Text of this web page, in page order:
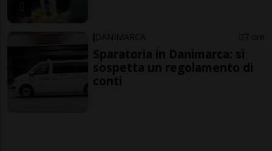
DANIMARCA 7 ore
Sparatoria in Danimarca: si
sospetta un regolamento di
conti